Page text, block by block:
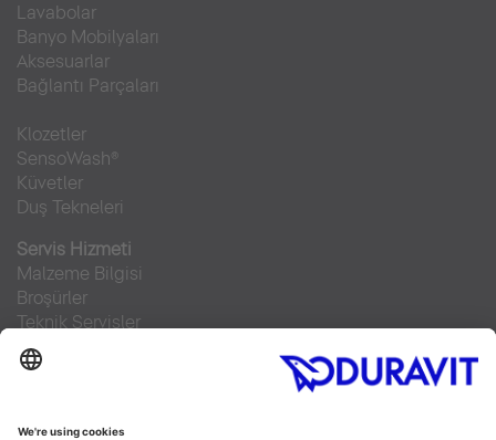
Lavabolar
Banyo Mobilyaları
Aksesuarlar
Bağlantı Parçaları
Klozetler
SensoWash®
Küvetler
Duş Tekneleri
Servis Hizmeti
Malzeme Bilgisi
Broşürler
Teknik Servisler
Sıkça sorulan sorular